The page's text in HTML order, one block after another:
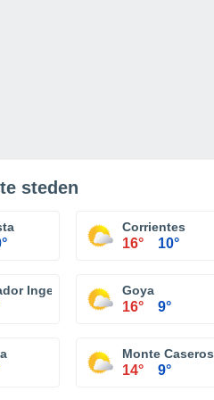
steden
Corrientes
16° 10°
Ingeniero Valentin Virasoro
Goya
16° 9°
Monte Caseros
14° 9°